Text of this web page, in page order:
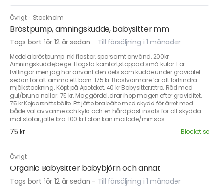
Övrigt · Stockholm
Bröstpump, amningskudde, babysitter mm
Togs bort för 12 år sedan - Till försäljning i 1 månader
Medela bröstpump inkl flaskor, sparsamt använd. 200kr
Amningskudde,beige. Högsta komfort,stoppad små kulor. För
tvillingar men jag har använt den dels som kudde under graviditet
sedan för att amma ett barn. 175 kr. Bröstvärmare för att förhindra
mjölkstockning. Köpt på Apoteket. 40 kr Babysitter,retro. Röd med
gul/bruna nallar. 75 kr. Maggördel, drar ihop magen efter graviditet.
75 kr Kejsarsnittsbälte. Ett jätte bra bälte med skydd för ärret med
både val av värme och kyla och en hårdplast insats för att skydda
mot stötar, jätte bra! 100 kr Foton kan mailade/mmsas.
75 kr Blocket.se
Övrigt
Organic Babysitter babybjörn och annat
Togs bort för 12 år sedan - Till försäljning i 1 månader